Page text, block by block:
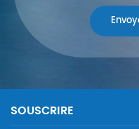
SOUSCRIRE